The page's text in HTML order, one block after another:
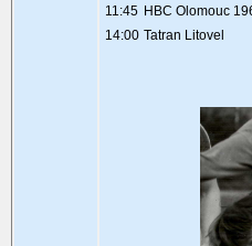
11:45 HBC Olomouc
14:00 Tatran Litovel